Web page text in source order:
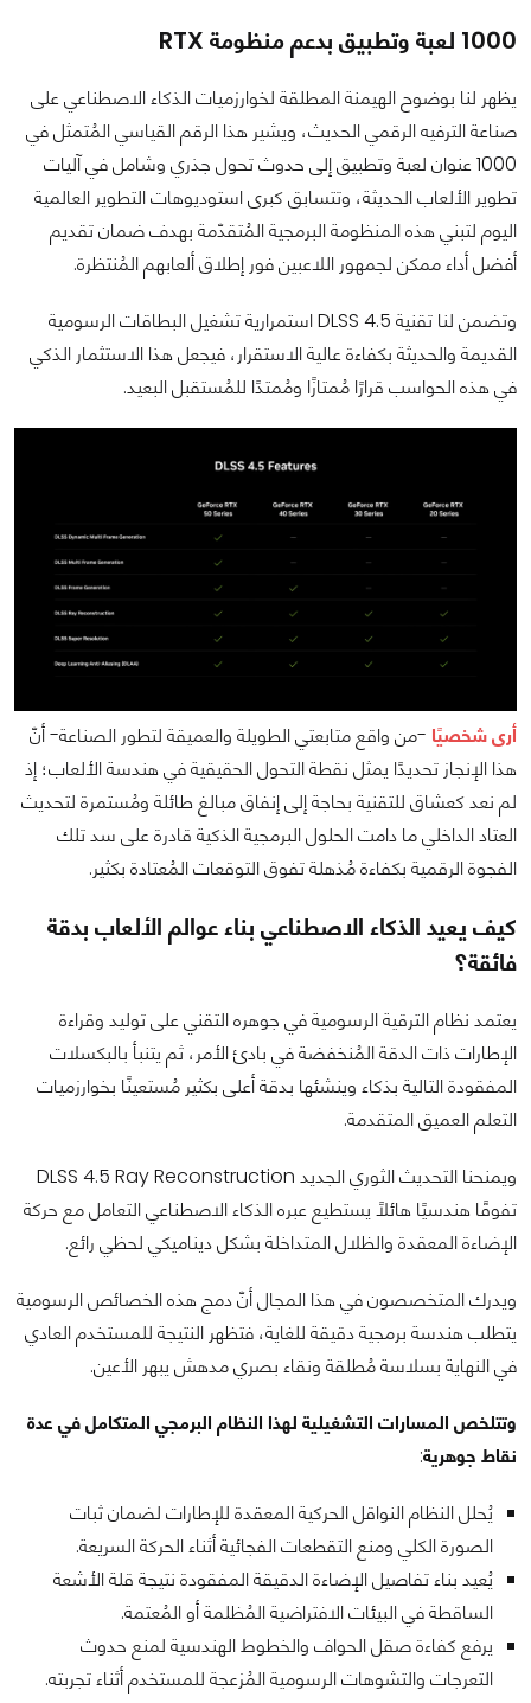
1000 لعبة وتطبيق بدعم منظومة RTX
يظهر لنا بوضوح الهيمنة المطلقة لخوارزميات الذكاء الاصطناعي على
صناعة الترفيه الرقمي الحديث، ويشير هذا الرقم القياسي المُتمثل في
1000 عنوان لعبة وتطبيق إلى حدوث تحول جذري وشامل في آليات
تطوير الألعاب الحديثة، وتتسابق كبرى استوديوهات التطوير العالمية
اليوم لتبني هذه المنظومة البرمجية المُتقدّمة بهدف ضمان تقديم
أفضل أداء ممكن لجمهور اللاعبين فور إطلاق ألعابهم المُنتظرة.
وتضمن لنا تقنية DLSS 4.5 استمرارية تشغيل البطاقات الرسومية
القديمة والحديثة بكفاءة عالية الاستقرار، فيجعل هذا الاستثمار الذكي
في هذه الحواسب قرارًا مُمتازًا ومُمتدًا للمُستقبل البعيد.
أرى شخصيًا -من واقع متابعتي الطويلة والعميقة لتطور الصناعة- أنّ
هذا الإنجاز تحديدًا يمثل نقطة التحول الحقيقية في هندسة الألعاب؛ إذ
لم نعد كعشاق للتقنية بحاجة إلى إنفاق مبالغ طائلة ومُستمرة لتحديث
العتاد الداخلي ما دامت الحلول البرمجية الذكية قادرة على سد تلك
الفجوة الرقمية بكفاءة مُذهلة تفوق التوقعات المُعتادة بكثير.
كيف يعيد الذكاء الاصطناعي بناء عوالم الألعاب بدقة
فائقة؟
يعتمد نظام الترقية الرسومية في جوهره التقني على توليد وقراءة
الإطارات ذات الدقة المُنخفضة في بادئ الأمر، ثم يتنبأ بالبكسلات
المفقودة التالية بذكاء وينشئها بدقة أعلى بكثير مُستعينًا بخوارزميات
التعلم العميق المتقدمة.
ويمنحنا التحديث الثوري الجديد DLSS 4.5 Ray Reconstruction
تفوقًا هندسيًا هائلًا يستطيع عبره الذكاء الاصطناعي التعامل مع حركة
الإضاءة المعقدة والظلال المتداخلة بشكل ديناميكي لحظي رائع.
ويدرك المتخصصون في هذا المجال أنّ دمج هذه الخصائص الرسومية
يتطلب هندسة برمجية دقيقة للغاية، فتظهر النتيجة للمستخدم العادي
في النهاية بسلاسة مُطلقة ونقاء بصري مدهش يبهر الأعين.
وتتلخص المسارات التشغيلية لهذا النظام البرمجي المتكامل في عدة
نقاط جوهرية:
يُحلل النظام النواقل الحركية المعقدة للإطارات لضمان ثبات
الصورة الكلي ومنع التقطعات الفجائية أثناء الحركة السريعة.
يُعيد بناء تفاصيل الإضاءة الدقيقة المفقودة نتيجة قلة الأشعة
الساقطة في البيئات الافتراضية المُظلمة أو المُعتمة.
يرفع كفاءة صقل الحواف والخطوط الهندسية لمنع حدوث
التعرجات والتشوهات الرسومية المُزعجة للمستخدم أثناء تجربته.